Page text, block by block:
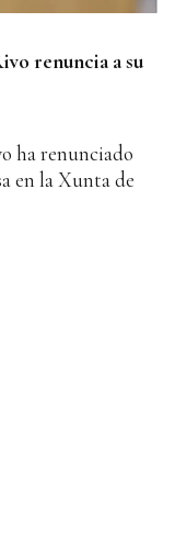
renuncia a su
ha renunciado
en la Xunta de